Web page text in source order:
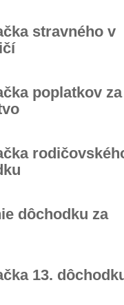
stravného v
poplatkov za
dôchodku za
13.